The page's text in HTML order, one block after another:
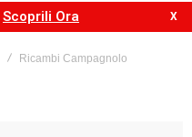
Scoprili Ora
Ricambi Campagnolo